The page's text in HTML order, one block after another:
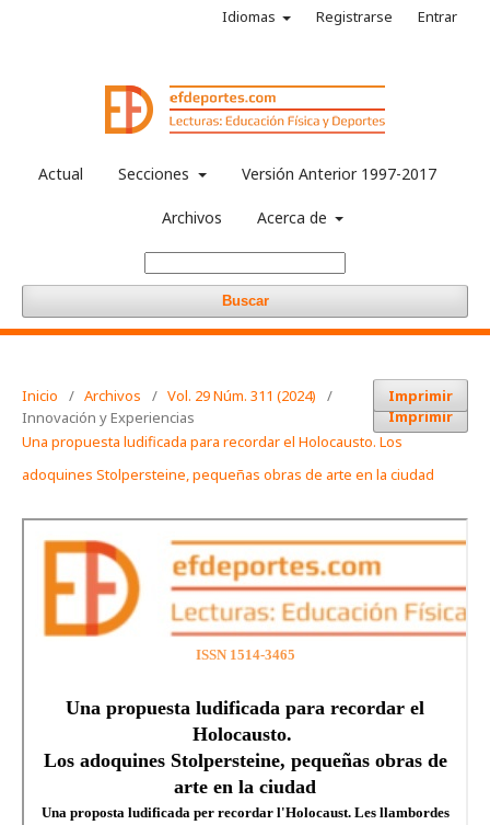
Actual Secciones Versión Anterior 1997-2017
Archivos Acerca de
Buscar
Idiomas Registrarse Entrar
Inicio / Archivos / Vol. 29 Núm. 311 (2024)
/
Innovación y Experiencias
Imprimir
Imprimir
Una propuesta ludificada para recordar el Holocausto. Los
adoquines Stolpersteine, pequeñas obras de arte en la ciudad